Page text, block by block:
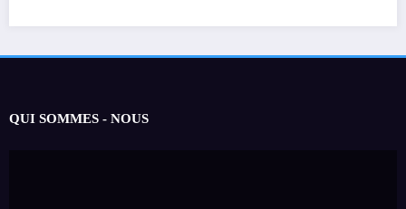
QUI SOMMES - NOUS